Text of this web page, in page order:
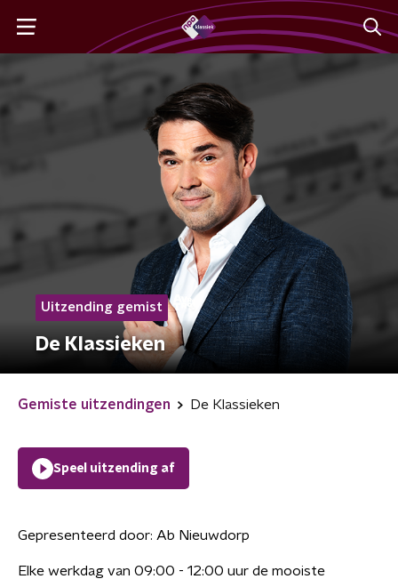
Uitzending gemist
De Klassieken
Gemiste uitzendingen De Klassieken
Speel uitzending af
Gepresenteerd door: Ab Nieuwdorp
Elke werkdag van 09:00 - 12:00 uur de mooiste